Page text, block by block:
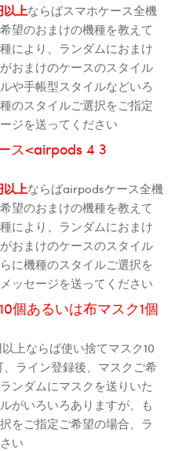
以上ならばスマホケース全機
望のおまけの機種を教えて
により、ランダムにおまけ
おまけのケースのスタイル
や手帳型スタイルなどいろ
のスタイルご選択をご指定
ジを送ってください
ス<airpods 4 3
以上ならばairpodsケース全機
望のおまけの機種を教えて
により、ランダムにおまけ
おまけのケースのスタイル
に機種のスタイルご選択を
ッセージを送ってください
個あるいは布マスク1個
上ならば使い捨てマスク10
ライン登録後、マスクご希
ンダムにマスクを送りいた
がいろいろありますが、も
をご指定ご希望の場合、ラ
い